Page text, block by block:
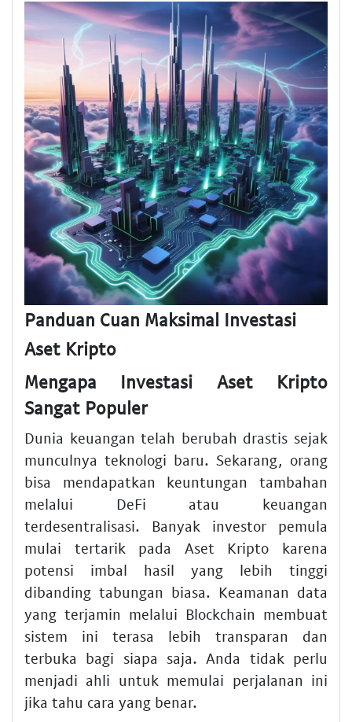
Panduan Cuan Maksimal Investasi
Aset Kripto
Mengapa Investasi Aset Kripto
Sangat Populer
Dunia keuangan telah berubah drastis sejak
munculnya teknologi baru. Sekarang, orang
bisa mendapatkan keuntungan tambahan
melalui DeFi atau keuangan
terdesentralisasi. Banyak investor pemula
mulai tertarik pada Aset Kripto karena
potensi imbal hasil yang lebih tinggi
dibanding tabungan biasa. Keamanan data
yang terjamin melalui Blockchain membuat
sistem ini terasa lebih transparan dan
terbuka bagi siapa saja. Anda tidak perlu
menjadi ahli untuk memulai perjalanan ini
jika tahu cara yang benar.